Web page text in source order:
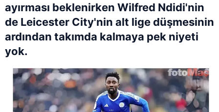
ayırması beklenirken Wilfred Ndidi'nin
de Leicester City'nin alt lige düşmesinin
ardından takımda kalmaya pek niyeti
yok.